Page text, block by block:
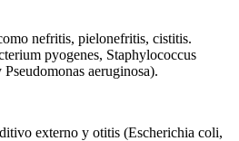
nefritis, pielonefritis, cistitis.
pyogenes, Staphylococcus
aeruginosa).
externo y otitis (Escherichia coli,